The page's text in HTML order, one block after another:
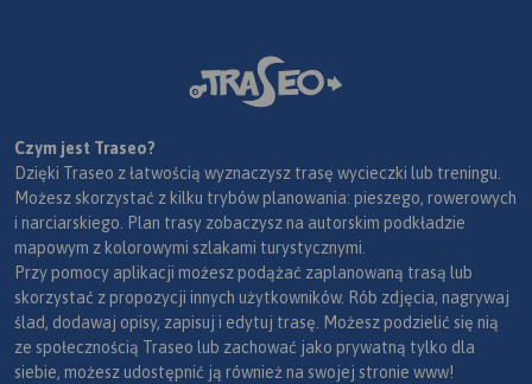
Czym jest Traseo?
Dzięki Traseo z łatwością wyznaczysz trasę wycieczki lub treningu.
Możesz skorzystać z kilku trybów planowania: pieszego, rowerowych
i narciarskiego. Plan trasy zobaczysz na autorskim podkładzie
mapowym z kolorowymi szlakami turystycznymi.
Przy pomocy aplikacji możesz podążać zaplanowaną trasą lub
skorzystać z propozycji innych użytkowników. Rób zdjęcia, nagrywaj
ślad, dodawaj opisy, zapisuj i edytuj trasę. Możesz podzielić się nią
ze społecznością Traseo lub zachować jako prywatną tylko dla
siebie, możesz udostępnić ją również na swojej stronie www!